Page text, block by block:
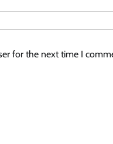
for the next time I